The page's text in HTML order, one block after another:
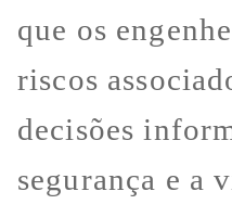
que os
riscos
decisões
segurança e a